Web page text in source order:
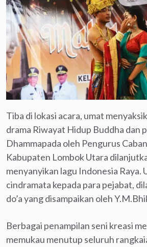
Tiba di lokasi acara, umat
drama Riwayat Hidup Buddha dan
Dhammapada oleh Pengurus
Kabupaten Lombok Utara
menyanyikan lagu Indonesia Raya.
cindramata kepada para pejabat,
do’a yang disampaikan oleh
Berbagai penampilan seni kreasi
memukau menutup seluruh